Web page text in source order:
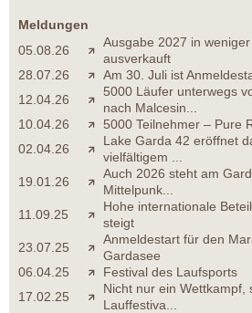
Meldungen
05.08.26
Ausgabe 2027 in
ausverkauft
28.07.26
Am 30. Juli ist
12.04.26
5000 Läufer unterwegs
nach Malcesin...
10.04.26
5000 Teilnehmer – Pure
02.04.26
Lake Garda 42 eröffnet
vielfältigem ...
19.01.26
Auch 2026 steht am
Mittelpunk...
11.09.25
Hohe internationale
steigt
23.07.25
Anmeldestart für den
Gardasee
06.04.25
Festival des Laufsports
17.02.25
Nicht nur ein Wettkampf,
Lauffestiva...